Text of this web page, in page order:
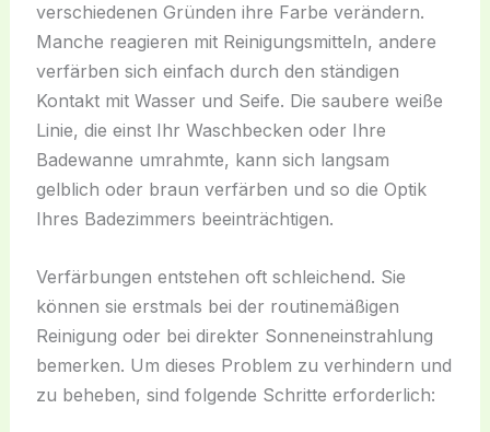
verschiedenen Gründen ihre Farbe verändern.
Manche reagieren mit Reinigungsmitteln, andere
verfärben sich einfach durch den ständigen
Kontakt mit Wasser und Seife. Die saubere weiße
Linie, die einst Ihr Waschbecken oder Ihre
Badewanne umrahmte, kann sich langsam
gelblich oder braun verfärben und so die Optik
Ihres Badezimmers beeinträchtigen.
Verfärbungen entstehen oft schleichend. Sie
können sie erstmals bei der routinemäßigen
Reinigung oder bei direkter Sonneneinstrahlung
bemerken. Um dieses Problem zu verhindern und
zu beheben, sind folgende Schritte erforderlich: